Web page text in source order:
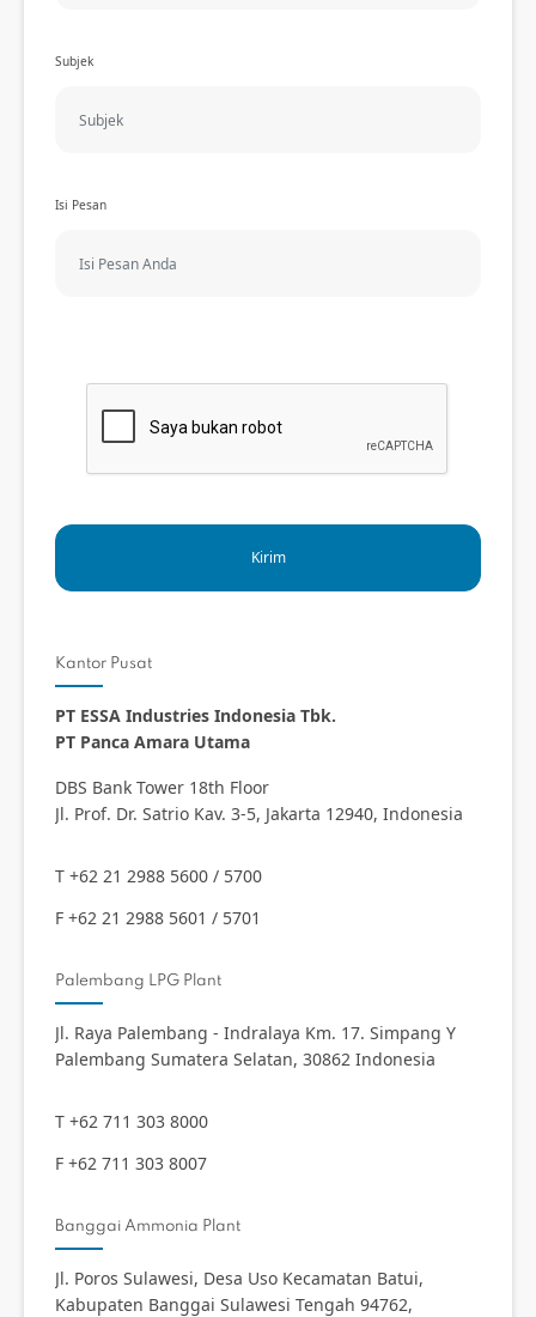
Subjek
Isi Pesan
Kantor Pusat
PT ESSA Industries Indonesia Tbk.
PT Panca Amara Utama
DBS Bank Tower 18th Floor
Jl. Prof. Dr. Satrio Kav. 3-5, Jakarta 12940, Indonesia
T +62 21 2988 5600 / 5700
F +62 21 2988 5601 / 5701
Palembang LPG Plant
Jl. Raya Palembang - Indralaya Km. 17. Simpang Y
Palembang Sumatera Selatan, 30862 Indonesia
T +62 711 303 8000
F +62 711 303 8007
Banggai Ammonia Plant
Jl. Poros Sulawesi, Desa Uso Kecamatan Batui,
Kabupaten Banggai Sulawesi Tengah 94762,